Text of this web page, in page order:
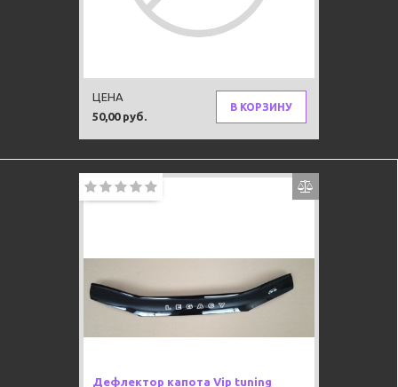
50,00 руб.
ЦЕНА
В КОРЗИНУ
Дефлектор капота Vip tuning